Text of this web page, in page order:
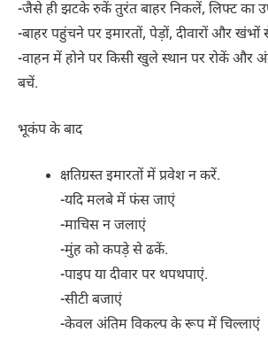
-जैसे ही झटके रुकें तुरंत बाहर निकलें, लिफ्ट का
-बाहर पहुंचने पर इमारतों, पेड़ों, दीवारों और खंभों
-वाहन में होने पर किसी खुले स्थान पर रोकें और
बचें.
भूकंप के बाद
क्षतिग्रस्त इमारतों में प्रवेश न करें.
-यदि मलबे में फंस जाएं
-माचिस न जलाएं
-मुंह को कपड़े से ढकें.
-पाइप या दीवार पर थपथपाएं.
-सीटी बजाएं
-केवल अंतिम विकल्प के रूप में चिल्लाएं